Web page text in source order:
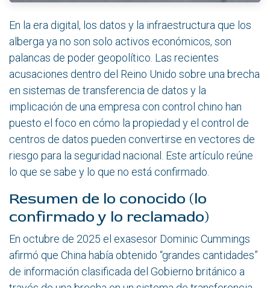
En la era digital, los datos y la infraestructura que los
alberga ya no son solo activos económicos, son
palancas de poder geopolítico. Las recientes
acusaciones dentro del Reino Unido sobre una brecha
en sistemas de transferencia de datos y la
implicación de una empresa con control chino han
puesto el foco en cómo la propiedad y el control de
centros de datos pueden convertirse en vectores de
riesgo para la seguridad nacional. Este artículo reúne
lo que se sabe y lo que no está confirmado.
Resumen de lo conocido (lo
confirmado y lo reclamado)
En octubre de 2025 el exasesor Dominic Cummings
afirmó que China había obtenido “grandes cantidades”
de información clasificada del Gobierno británico a